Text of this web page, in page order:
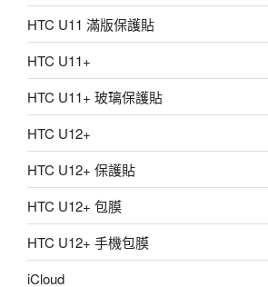
HTC U11 滿版保護貼
HTC U11+
HTC U11+ 玻璃保護貼
HTC U12+
HTC U12+ 保護貼
HTC U12+ 包膜
HTC U12+ 手機包膜
iCloud